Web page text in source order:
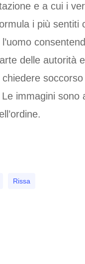
e a cui i
i più sentiti
delle autorità
Le immagini sono
Rissa